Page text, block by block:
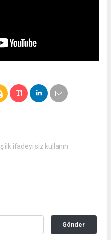
ilk ifadeyi siz kullanın.
Gönder